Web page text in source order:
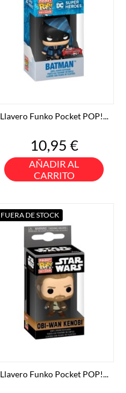
Llavero Funko Pocket POP!...
Precio
10,95 €
AÑADIR AL
CARRITO
Llavero Funko Pocket POP!...
FUERA DE STOCK